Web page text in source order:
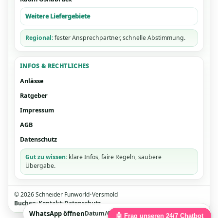
WhatsApp öffnenDatum/Ort/Gäste • Antwort meist schnell
Weitere Liefergebiete
Regional:fester Ansprechpartner, schnelle Abstimmung.
INFOS & RECHTLICHES
Anlässe
Ratgeber
Impressum
AGB
Datenschutz
Gut zu wissen: klare Infos, faire Regeln, saubere
Übergabe.
©2026Schneider Funworld•Versmold
Buchen•Kontakt•Datenschutz
🤖 Frag unseren 24/7 Chatbot